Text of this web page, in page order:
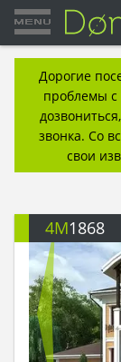
Дорогие
проблемы с
звонка. Со
свои
4M1868